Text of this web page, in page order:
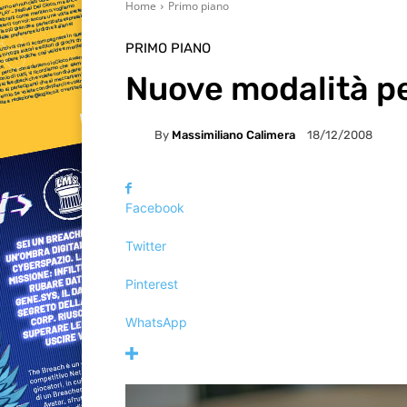
Home Primo piano
PRIMO PIANO
Nuove modalità
By Massimiliano Calimera 18/12/2008
Facebook
Twitter
Pinterest
WhatsApp